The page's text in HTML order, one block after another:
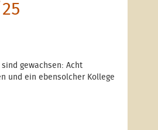
gewachsen: Acht
und ein ebensolcher Kollege